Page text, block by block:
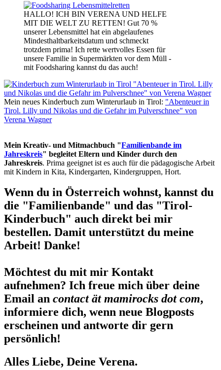
HALLO! ICH BIN VERENA UND HELFE
MIT DIE WELT ZU RETTEN! Gut 70 %
unserer Lebensmittel hat ein abgelaufenes
Mindesthaltbarkeitsdatum und schmeckt
trotzdem prima! Ich rette wertvolles Essen für
unsere Familie in Supermärkten vor dem Müll -
mit Foodsharing kannst du das auch!
Mein neues Kinderbuch zum Winterurlaub in Tirol: "Abenteuer in
Tirol. Lilly und Nikolas und die Gefahr im Pulverschnee" von
Verena Wagner
Mein Kreativ- und Mitmachbuch "Familienbande im
Jahreskreis" begleitet Eltern und Kinder durch den
Jahreskreis. Prima geeignet ist es auch für die pädagogische Arbeit
mit Kindern in Kita, Kindergarten, Kindergruppen, Hort.
Wenn du in Österreich wohnst, kannst du
die "Familienbande" und das "Tirol-
Kinderbuch" auch direkt bei mir
bestellen. Damit unterstützt du meine
Arbeit! Danke!
Möchtest du mit mir Kontakt
aufnehmen? Ich freue mich über deine
Email an contact ät mamirocks dot com,
informiere dich, wenn neue Blogposts
erscheinen und antworte dir gern
persönlich!
Alles Liebe, Deine Verena.